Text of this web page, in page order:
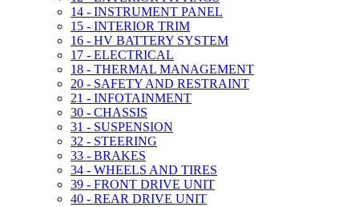
14 - INSTRUMENT PANEL
15 - INTERIOR TRIM
16 - HV BATTERY SYSTEM
17 - ELECTRICAL
18 - THERMAL MANAGEMENT
20 - SAFETY AND RESTRAINT
21 - INFOTAINMENT
30 - CHASSIS
31 - SUSPENSION
32 - STEERING
33 - BRAKES
34 - WHEELS AND TIRES
39 - FRONT DRIVE UNIT
40 - REAR DRIVE UNIT